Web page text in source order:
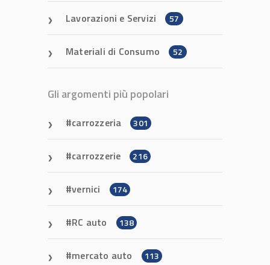
Lavorazioni e Servizi 57
Materiali di Consumo 52
Gli argomenti più popolari
carrozzeria 301
carrozzerie 216
vernici 174
RC auto 138
mercato auto 113